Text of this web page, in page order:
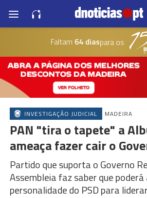
Faltam 64 diaspara os
INVESTIGAÇÃO JUDICIAL MADEIRA
PAN "tira o tapete" a
ameaça fazer cair o
Partido que suporta o Governo
Assembleia faz saber que
personalidade do PSD para